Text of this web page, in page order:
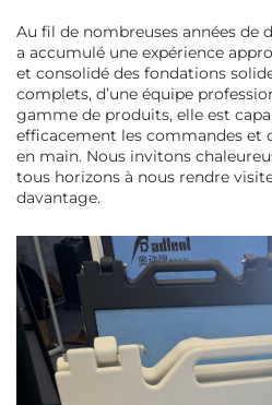
Au fil de nombreuses années de
a accumulé une expérience
et consolidé des fondations
complets, d’une équipe
gamme de produits, elle est
efficacement les commandes et
en main. Nous invitons
tous horizons à nous rendre
davantage.